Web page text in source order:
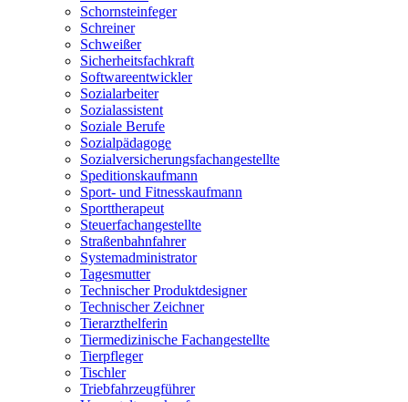
Schornsteinfeger
Schreiner
Schweißer
Sicherheitsfachkraft
Softwareentwickler
Sozialarbeiter
Sozialassistent
Soziale Berufe
Sozialpädagoge
Sozialversicherungsfachangestellte
Speditionskaufmann
Sport- und Fitnesskaufmann
Sporttherapeut
Steuerfachangestellte
Straßenbahnfahrer
Systemadministrator
Tagesmutter
Technischer Produktdesigner
Technischer Zeichner
Tierarzthelferin
Tiermedizinische Fachangestellte
Tierpfleger
Tischler
Triebfahrzeugführer